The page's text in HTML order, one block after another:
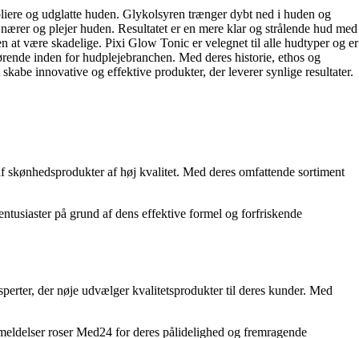
og udglatte huden. Glykolsyren trænger dybt ned i huden og
og plejer huden. Resultatet er en mere klar og strålende hud med
at være skadelige. Pixi Glow Tonic er velegnet til alle hudtyper og er
inden for hudplejebranchen. Med deres historie, ethos og
innovative og effektive produkter, der leverer synlige resultater.
af høj kvalitet. Med deres omfattende sortiment
på grund af dens effektive formel og forfriskende
der nøje udvælger kvalitetsprodukter til deres kunder. Med
roser Med24 for deres pålidelighed og fremragende